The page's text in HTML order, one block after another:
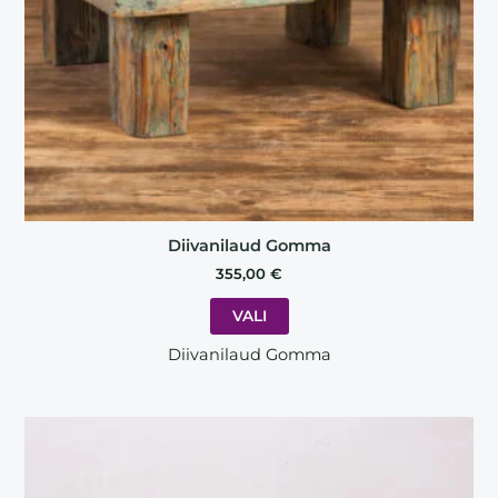
Diivanilaud Gomma
355,00 €
VALI
on
product
page
Diivanilaud Gomma